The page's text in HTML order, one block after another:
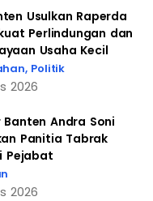
Usulkan Raperda
Perlindungan dan
Usaha Kecil
, Politik
2026
Banten Andra Soni
Panitia Tabrak
Pejabat
2026